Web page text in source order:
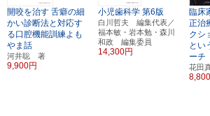
開咬を治す 舌癖の細
かい診断法と対応す
る口腔機能訓練よも
やま話
河井聡 著
9,900円
小児歯科学 第6版
白川哲夫 編集代表／
福本敏・岩本勉・森川
和政 編集委員
14,300円
臨床
正治
クシ
とい
ーチ
花田